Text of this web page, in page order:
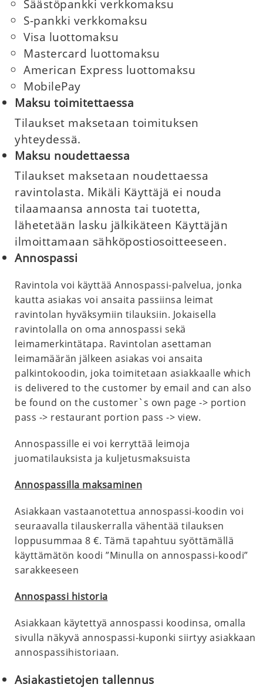
Säästöpankki verkkomaksu
S-pankki verkkomaksu
Visa luottomaksu
Mastercard luottomaksu
American Express luottomaksu
MobilePay
Maksu toimitettaessa
Tilaukset maksetaan toimituksen
yhteydessä.
Maksu noudettaessa
Tilaukset maksetaan noudettaessa
ravintolasta. Mikäli Käyttäjä ei nouda
tilaamaansa annosta tai tuotetta,
lähetetään lasku jälkikäteen Käyttäjän
ilmoittamaan sähköpostiosoitteeseen.
Annospassi
Ravintola voi käyttää Annospassi-palvelua, jonka
kautta asiakas voi ansaita passiinsa leimat
ravintolan hyväksymiin tilauksiin. Jokaisella
ravintolalla on oma annospassi sekä
leimamerkintätapa. Ravintolan asettaman
leimamäärän jälkeen asiakas voi ansaita
palkintokoodin, joka toimitetaan asiakkaalle which
is delivered to the customer by email and can also
be found on the customer`s own page -> portion
pass -> restaurant portion pass -> view.
Annospassille ei voi kerryttää leimoja
juomatilauksista ja kuljetusmaksuista
Annospassilla maksaminen
Asiakkaan vastaanotettua annospassi-koodin voi
seuraavalla tilauskerralla vähentää tilauksen
loppusummaa 8 €. Tämä tapahtuu syöttämällä
käyttämätön koodi ”Minulla on annospassi-koodi”
sarakkeeseen
Annospassi historia
Asiakkaan käytettyä annospassi koodinsa, omalla
sivulla näkyvä annospassi-kuponki siirtyy asiakkaan
annospassihistoriaan.
Asiakastietojen tallennus